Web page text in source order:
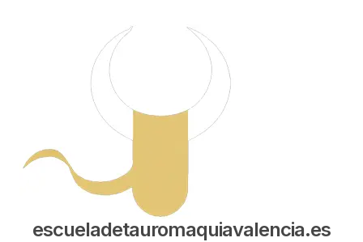
escueladetauromaquiavalencia.es